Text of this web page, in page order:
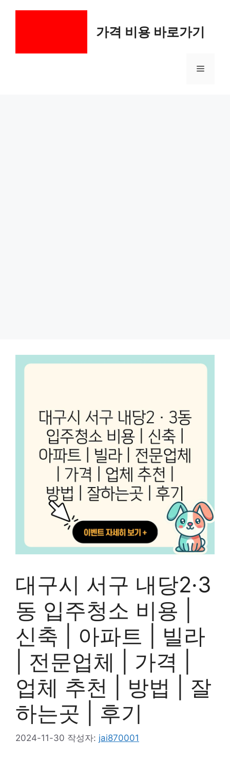
가격 비용 바로가기
메
대구시 서구 내당2·3
동 입주청소 비용 |
신축 | 아파트 | 빌라
| 전문업체 | 가격 |
업체 추천 | 방법 | 잘
하는곳 | 후기
2024-11-30 작성자: jai870001